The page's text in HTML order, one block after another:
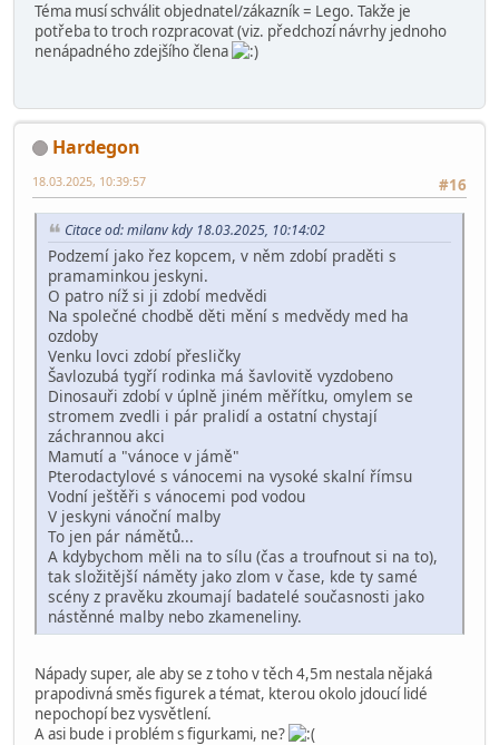
Téma musí schválit objednatel/zákazník = Lego. Takže je
potřeba to troch rozpracovat (viz. předchozí návrhy jednoho
nenápadného zdejšího člena
Hardegon
#16
18.03.2025, 10:39:57
Citace od: milanv kdy 18.03.2025, 10:14:02
Podzemí jako řez kopcem, v něm zdobí praděti s
pramaminkou jeskyni.
O patro níž si ji zdobí medvědi
Na společné chodbě děti mění s medvědy med ha
ozdoby
Venku lovci zdobí přesličky
Šavlozubá tygří rodinka má šavlovitě vyzdobeno
Dinosauři zdobí v úplně jiném měřítku, omylem se
stromem zvedli i pár pralidí a ostatní chystají
záchrannou akci
Mamutí a "vánoce v jámě"
Pterodactylové s vánocemi na vysoké skalní římsu
Vodní ještěři s vánocemi pod vodou
V jeskyni vánoční malby
To jen pár námětů...
A kdybychom měli na to sílu (čas a troufnout si na to),
tak složitější náměty jako zlom v čase, kde ty samé
scény z pravěku zkoumají badatelé současnosti jako
nástěnné malby nebo zkameneliny.
Nápady super, ale aby se z toho v těch 4,5m nestala nějaká
prapodivná směs figurek a témat, kterou okolo jdoucí lidé
nepochopí bez vysvětlení.
A asi bude i problém s figurkami, ne?